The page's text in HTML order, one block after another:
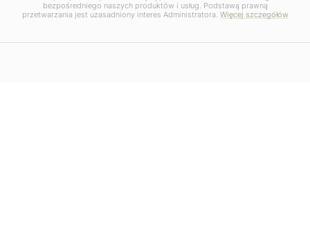
bezpośredniego naszych produktów i usług. Podstawą prawną
przetwarzania jest uzasadniony interes Administratora. Więcej szczegółów